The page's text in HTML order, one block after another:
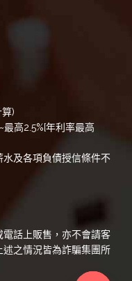
)
最高2.5%[年利率最高
及各項負債授信條件不
話上販售，亦不會請客
之情況皆為詐騙集團所